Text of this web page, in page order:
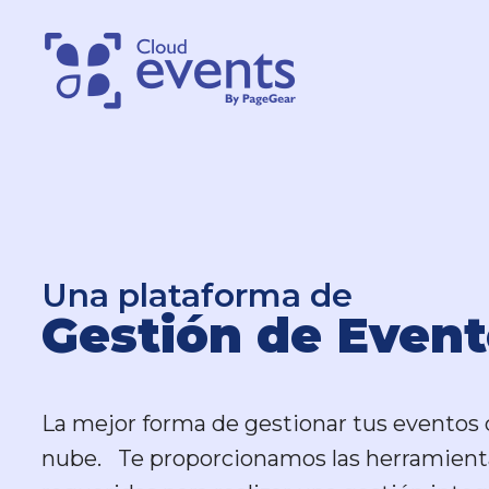
Una plataforma de
Gestión de
La mejor forma de gestionar tus eventos
nube. Te proporcionamos las
Una plataforma de
Gestión de
La mejor forma de gestionar tus eventos
nube. Te proporcionamos las